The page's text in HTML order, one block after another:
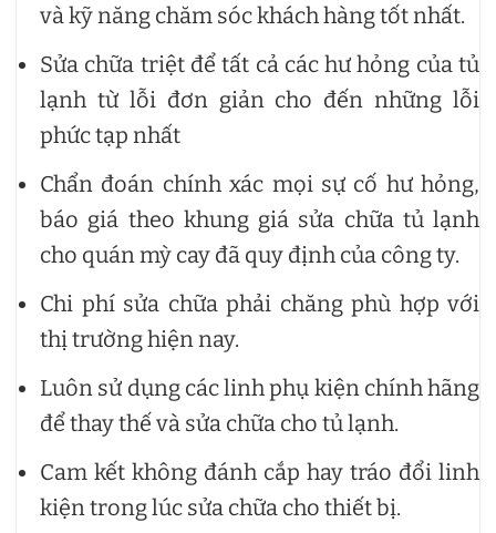
và kỹ năng chăm sóc khách hàng tốt nhất.
Sửa chữa triệt để tất cả các hư hỏng của tủ
lạnh từ lỗi đơn giản cho đến những lỗi
phức tạp nhất
Chẩn đoán chính xác mọi sự cố hư hỏng,
báo giá theo khung giá sửa chữa tủ lạnh
cho quán mỳ cay đã quy định của công ty.
Chi phí sửa chữa phải chăng phù hợp với
thị trường hiện nay.
Luôn sử dụng các linh phụ kiện chính hãng
để thay thế và sửa chữa cho tủ lạnh.
Cam kết không đánh cắp hay tráo đổi linh
kiện trong lúc sửa chữa cho thiết bị.